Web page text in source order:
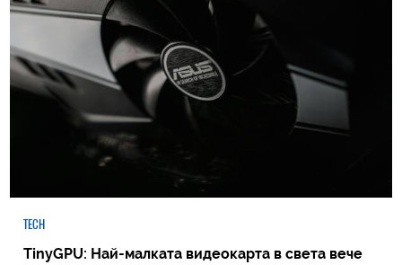
TECH
TinyGPU: Най-малката видеокарта в света вече